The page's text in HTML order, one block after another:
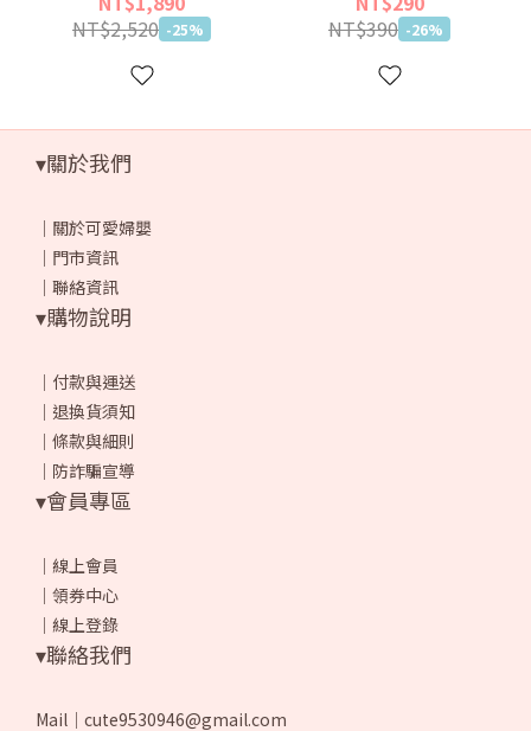
NT$2,520 -25%
NT$390 -26%
▾關於我們
｜ 關於可愛婦嬰
｜ 門市資訊
｜ 聯絡資訊
▾購物說明
｜ 付款與運送
｜ 退換貨須知
｜ 條款與細則
｜ 防詐騙宣導
▾會員專區
｜ 線上會員
｜ 領券中心
｜ 線上登錄
▾聯絡我們
Mail｜cute9530946@gmail.com